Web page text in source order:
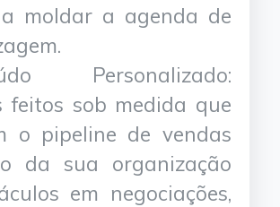
moldar a agenda de
Personalizado:
feitos sob medida que
o pipeline de vendas
da sua organização
em negociações,